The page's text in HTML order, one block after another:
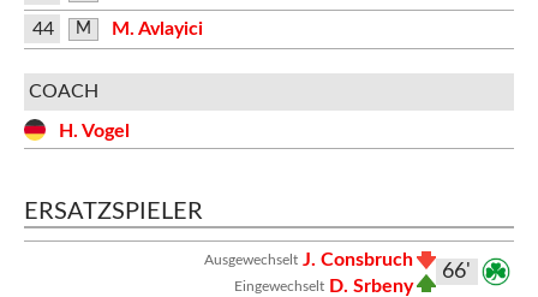
44 M M. Avlayici
COACH
H. Vogel
ERSATZSPIELER
66'
Ausgewechselt J. Consbruch
Eingewechselt D. Srbeny